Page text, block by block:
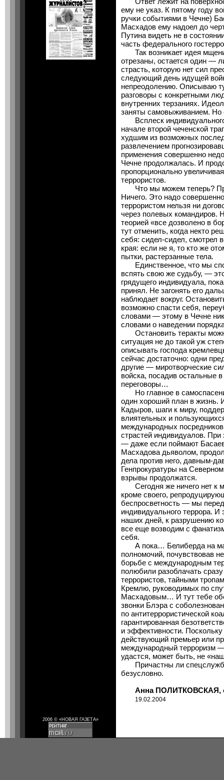
ему не указ. К пятому году
ручки событиями в Чечне)
Масхадов ему надоел до
Путина видеть не в
часть федерального
Так возникает идея
отрезаны, остается один —
страсть, которую нет сил
следующий день идущей
непреодолению. Описываю
разговоры с конкретными
внутренних терзаниях.
заняты самовыживанием. Но
Всплеск индивидуального
начале второй чеченской
худшим из возможных
развлечением
применения совершенно
Чечне продолжалась. И
пропорционально
террористов.
Что мы можем теперь?
Ничего. Это надо
террористом нельзя ни
через полевых командиров.
теорией «все дозволено в
тут отменить, когда некто
себя: сидел-сидел, смотрел
края: если не я, то кто же
пытки, растерзанные тела.
Единственное, что мы
вспять свою же судьбу, —
грядущего индивидуала,
принял. Не загонять его
наблюдает вокруг.
возможно спасти себя,
словами — этому в Чечне
словами о наведении
Остановить теракты
ситуация не до такой уж
описывать господа
сейчас достаточно: одни
другие — миротворческие
войска, посадив остальные
переговоры…
Но главное в
один хороший план в жизнь.
Кадыров, шаги к миру,
влиятельных и
международных
страстей индивидуалов.
— даже если поймают
Масхадова дьяволом,
дела против него, давным-
Генпрокуратуры на
взрывы продолжатся.
Сегодня же ничего нет к
кроме своего,
беспросветность — мы
индивидуального террора.
наших дней, к разрушению
все еще возводим с
себя.
А пока… Белиберда на
полномочий, почувствовав
борьбе с международным
полюбили разоблачать
террористов, тайными
Кремлю, руководимых по
Масхадовым… И тут тебе
звонки Блэра с
по антитеррористической
гарантированная
и эффективности.
действующий премьер или
международный терроризм
удастся, может быть, не
Причастны ли
безусловно.
Анна ПОЛИТКОВСКАЯ,
19.02.2004
2006 © «НОВАЯ ГАЗЕТА»